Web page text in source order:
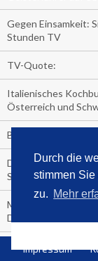
Durch die
stimmen
zu. Mehr
Gegen Einsamkeit:
Stunden TV
TV-Quote:
Italienisches
Österreich und
Blick in die Garage
Die Deutschen
Schweizer noch
Meistverkaufte Blu-
Disney
Impressum